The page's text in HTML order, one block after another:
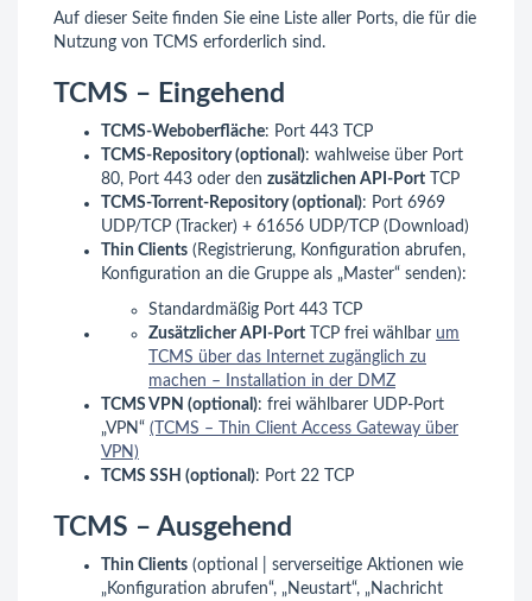
Auf dieser Seite finden Sie eine Liste aller Ports, die für die
Nutzung von TCMS erforderlich sind.
TCMS – Eingehend
TCMS-Weboberfläche: Port 443 TCP
TCMS-Repository (optional): wahlweise über Port
80, Port 443 oder den zusätzlichen API-Port TCP
TCMS-Torrent-Repository (optional): Port 6969
UDP/TCP (Tracker) + 61656 UDP/TCP (Download)
Thin Clients (Registrierung, Konfiguration abrufen,
Konfiguration an die Gruppe als „Master“ senden):
Standardmäßig Port 443 TCP
Zusätzlicher API-Port TCP frei wählbar um
TCMS über das Internet zugänglich zu
machen – Installation in der DMZ
TCMS VPN (optional): frei wählbarer UDP-Port
„VPN“ (TCMS – Thin Client Access Gateway über
VPN)
TCMS SSH (optional): Port 22 TCP
TCMS – Ausgehend
Thin Clients (optional | serverseitige Aktionen wie
„Konfiguration abrufen“, „Neustart“, „Nachricht